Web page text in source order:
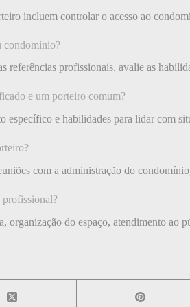
incluem controlar o acesso ao
condomínio?
referências profissionais, avalie as
e um porteiro comum?
e habilidades para lidar com
com a administração do
profissional?
organização do espaço, atendimento ao